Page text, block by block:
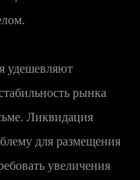
удешевляют
рынка
Ликвидация
для размещения
увеличения